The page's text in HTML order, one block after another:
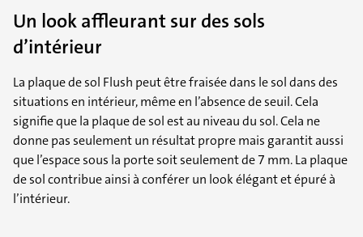
Un look affleurant sur des sols
d’intérieur
La plaque de sol Flush peut être fraisée dans le sol dans des
situations en intérieur, même en l’absence de seuil. Cela
signifie que la plaque de sol est au niveau du sol. Cela ne
donne pas seulement un résultat propre mais garantit aussi
que l’espace sous la porte soit seulement de 7 mm. La plaque
de sol contribue ainsi à conférer un look élégant et épuré à
l’intérieur.